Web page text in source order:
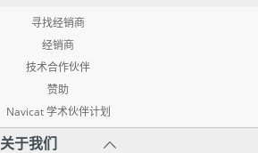
寻找经销商
经销商
技术合作伙伴
赞助
Navicat 学术伙伴计划
关于我们